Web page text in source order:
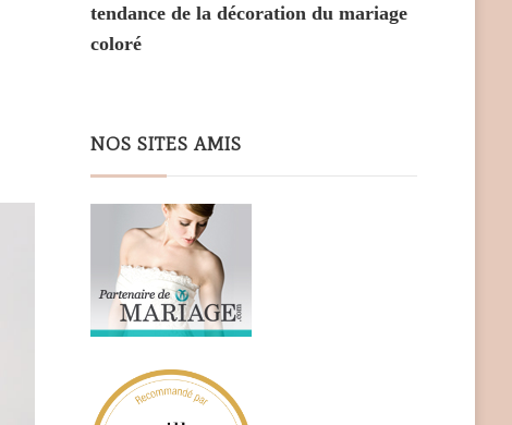
tendance de la décoration du mariage
coloré
NOS SITES AMIS